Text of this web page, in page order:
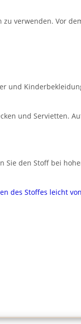
verwenden. Vor
und
und Servietten.
den Stoff bei
des Stoffes leicht